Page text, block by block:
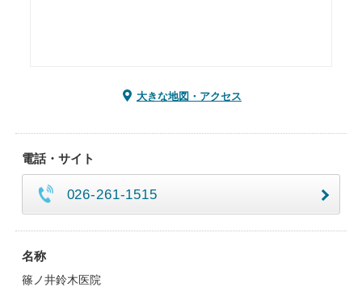
大きな地図・アクセス
電話・サイト
026-261-1515
名称
篠ノ井鈴木医院